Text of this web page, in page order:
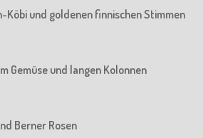
Köbi und goldenen finnischen Stimmen
Gemüse und langen Kolonnen
Berner Rosen